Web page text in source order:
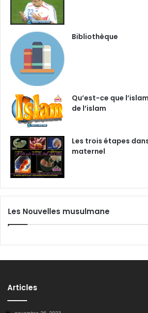
Bibliothèque
Qu’est-ce que
de l’islam
Les trois étapes
maternel
Les Nouvelles musulmane
Articles